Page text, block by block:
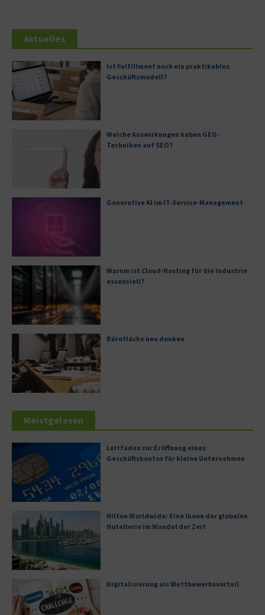
Aktuelles
Ist Fulfillment noch ein praktikables
Geschäftsmodell?
Welche Auswirkungen haben GEO-
Techniken auf SEO?
Generative KI im IT-Service-Management
Warum ist Cloud-Hosting für die Industrie
essenziell?
Bürofläche neu denken
Meistgelesen
Leitfaden zur Eröffnung eines
Geschäftskontos für kleine Unternehmen
Hilton Worldwide: Eine Ikone der globalen
Hotellerie im Wandel der Zeit
Digitalisierung als Wettbewerbsvorteil